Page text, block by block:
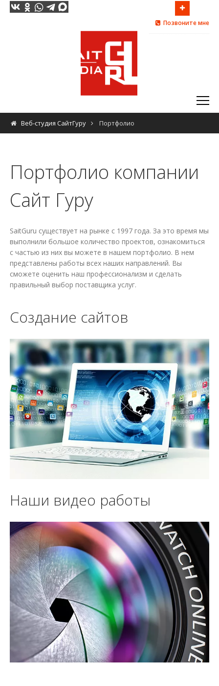
Мы ценим каждого клиента!
Адрес:
Санкт-Петербург, Левашовский пр. 12, оф. 300
8 (812) 454-06-16
Позвоните мне
Веб-студия СайтГуру Портфолио
Портфолио компании
Сайт Гуру
SaitGuru существует на рынке с 1997 года. За это время мы
выполнили большое количество проектов, ознакомиться
с частью из них вы можете в нашем портфолио. В нем
представлены работы всех наших направлений. Вы
сможете оценить наш профессионализм и сделать
правильный выбор поставщика услуг.
Создание сайтов
Наши видео работы